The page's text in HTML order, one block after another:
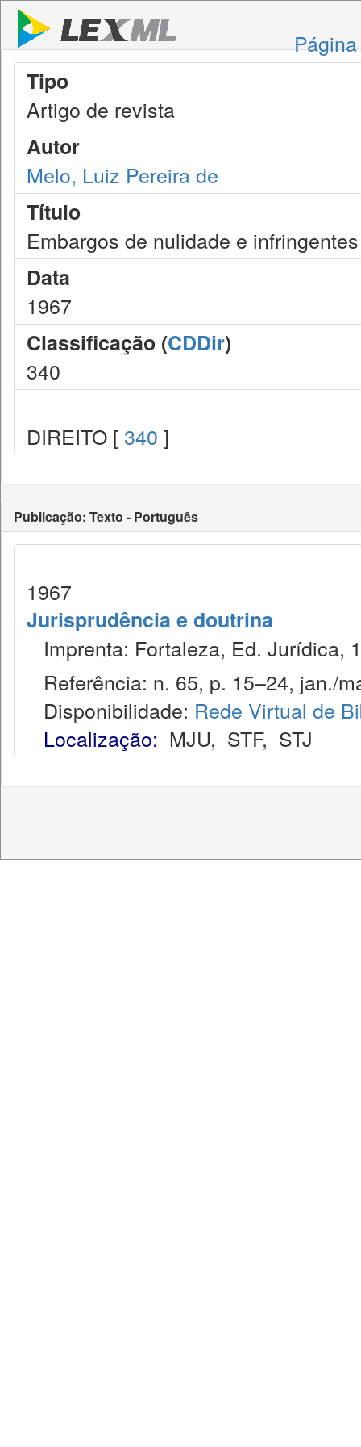
Tipo
Artigo de revista
Autor
Melo, Luiz Pereira de
Título
Embargos de nulidade e
Data
1967
Classificação (CDDir)
340
DIREITO [ 340 ]
Publicação: Texto - Português
1967
Jurisprudência e doutrina
Imprenta: Fortaleza, Ed. Jurídica,
Referência: n. 65, p. 15–24, jan./
Disponibilidade: Rede Virtual de
Localização: MJU, STF, STJ